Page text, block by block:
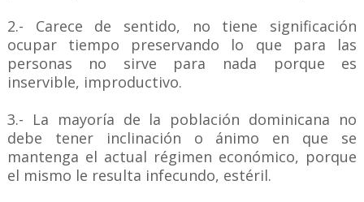
2.- Carece de sentido, no tiene significación
ocupar tiempo preservando lo que para las
personas no sirve para nada porque es
inservible, improductivo.
3.- La mayoría de la población dominicana no
debe tener inclinación o ánimo en que se
mantenga el actual régimen económico, porque
el mismo le resulta infecundo, estéril.